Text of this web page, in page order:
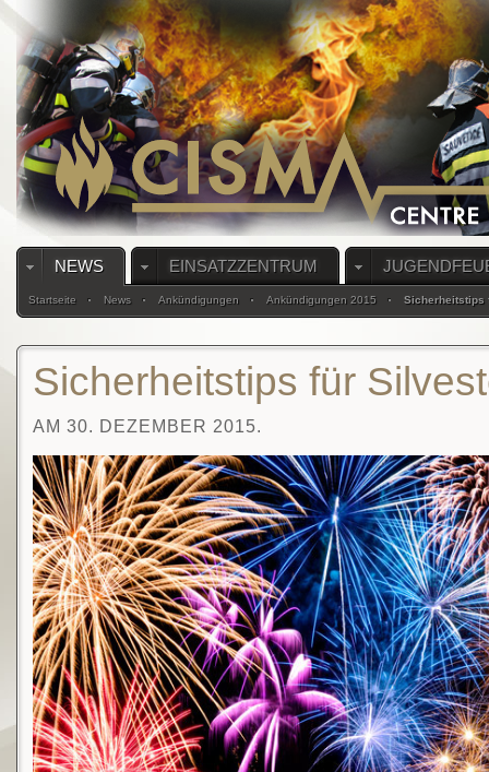
NEWS EINSATZZENTRUM
Startseite News Ankündigungen Ankündigungen 2015 Sicherheitstips
Sicherheitstips für
AM 30. DEZEMBER 2015.